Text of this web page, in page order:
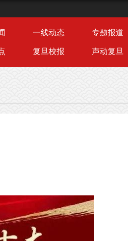
一线动态 专题报道
复旦校报 声动复旦